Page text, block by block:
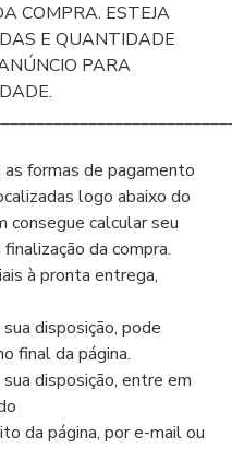
COMPRA. ESTEJA
E QUANTIDADE
PARA
formas de pagamento
logo abaixo do
consegue calcular seu
da compra.
à pronta entrega,
disposição, pode
final da página.
disposição, entre em
da página, por e-mail ou